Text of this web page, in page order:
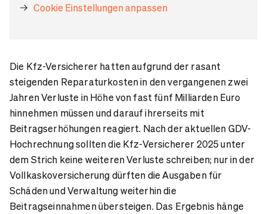
Cookie Einstellungen anpassen
Die Kfz-Versicherer hatten aufgrund der rasant
steigenden Reparaturkosten in den vergangenen zwei
Jahren Verluste in Höhe von fast fünf Milliarden Euro
hinnehmen müssen und darauf ihrerseits mit
Beitragserhöhungen reagiert. Nach der aktuellen GDV-
Hochrechnung sollten die Kfz-Versicherer 2025 unter
dem Strich keine weiteren Verluste schreiben; nur in der
Vollkaskoversicherung dürften die Ausgaben für
Schäden und Verwaltung weiterhin die
Beitragseinnahmen übersteigen. Das Ergebnis hänge